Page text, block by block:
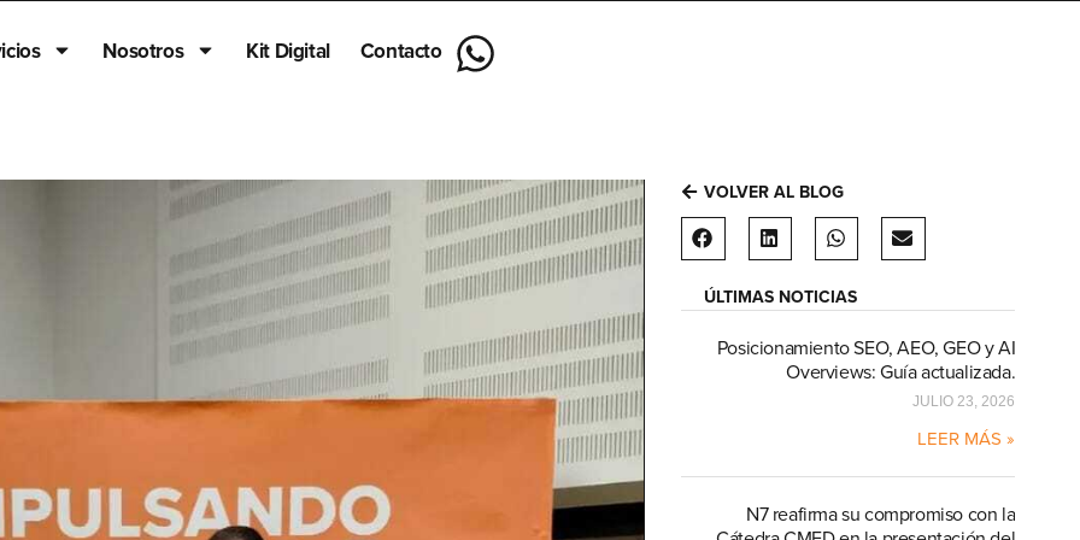
Nosotros Kit Digital Contacto
VOLVER AL BLOG
ÚLTIMAS NOTICIAS
Posicionamiento SEO, AEO, GEO y AI
Overviews: Guía actualizada.
JULIO 23, 2026
LEER MÁS »
N7 reafirma su compromiso con la